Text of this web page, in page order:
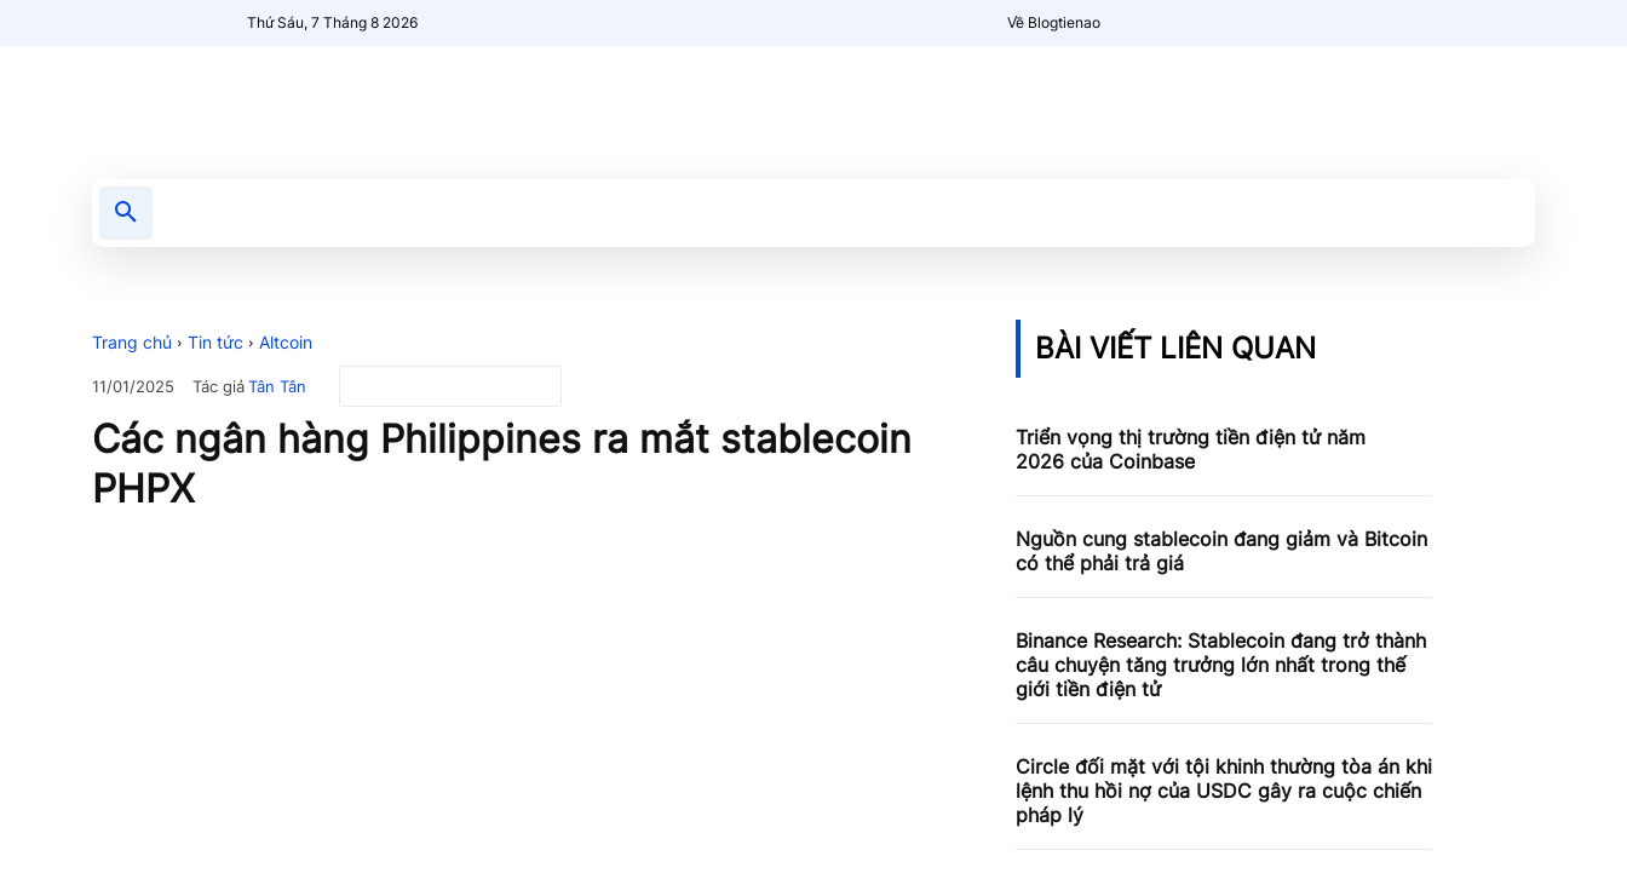
Thứ Sáu, 7 Tháng 8 2026 Về Blogtienao
Trang chủ Tin tức Altcoin
11/01/2025 Tác giảTân Tân
Các ngân hàng Philippines ra mắt stablecoin
PHPX
BÀI VIẾT LIÊN QUAN
Triển vọng thị trường tiền điện tử năm
2026 của Coinbase
Nguồn cung stablecoin đang giảm và Bitcoin
có thể phải trả giá
Binance Research: Stablecoin đang trở thành
câu chuyện tăng trưởng lớn nhất trong thế
giới tiền điện tử
Circle đối mặt với tội khinh thường tòa án khi
lệnh thu hồi nợ của USDC gây ra cuộc chiến
pháp lý